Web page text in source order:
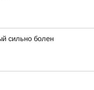
сильно болен